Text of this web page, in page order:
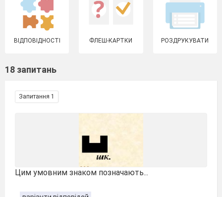
ВІДПОВІДНОСТІ ФЛЕШ-КАРТКИ РОЗДРУКУВАТИ
18 запитань
Запитання 1
Цим умовним знаком позначають...